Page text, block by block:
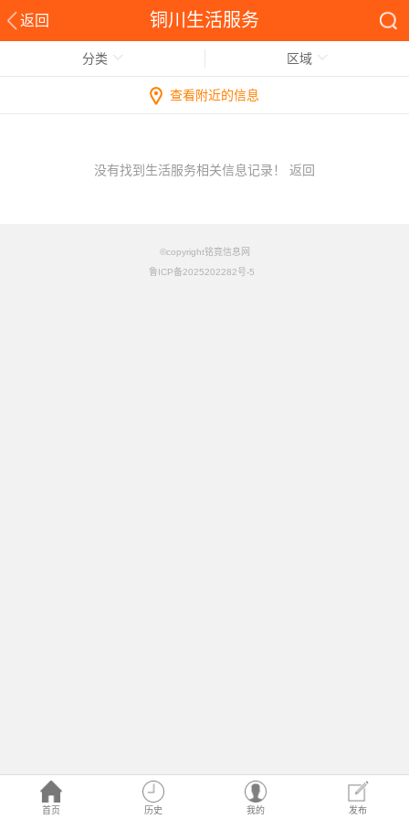
返回 铜川生活服务
首页 历史 我的 发布
分类 区域
查看附近的信息
没有找到生活服务相关信息记录！ 返回
©copyright铭竟信息网
鲁ICP备2025202282号-5